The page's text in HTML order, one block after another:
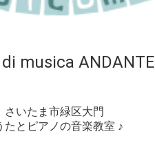
musica ANDANTE
さいたま市緑区大門
たとピアノの音楽教室 ♪